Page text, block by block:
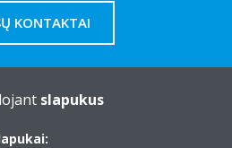
KONTAKTAI
slapukus